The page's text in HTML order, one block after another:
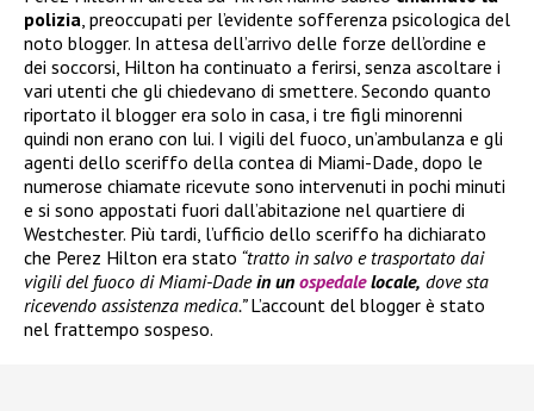
polizia, preoccupati per l’evidente sofferenza psicologica del
noto blogger. In attesa dell’arrivo delle forze dell’ordine e
dei soccorsi, Hilton ha continuato a ferirsi, senza ascoltare i
vari utenti che gli chiedevano di smettere. Secondo quanto
riportato il blogger era solo in casa, i tre figli minorenni
quindi non erano con lui. I vigili del fuoco, un’ambulanza e gli
agenti dello sceriffo della contea di Miami-Dade, dopo le
numerose chiamate ricevute sono intervenuti in pochi minuti
e si sono appostati fuori dall’abitazione nel quartiere di
Westchester. Più tardi, l’ufficio dello sceriffo ha dichiarato
che Perez Hilton era stato “tratto in salvo e trasportato dai
vigili del fuoco di Miami-Dadein un ospedalelocale, dove sta
ricevendo assistenza medica.”L’account del blogger è stato
nel frattempo sospeso.